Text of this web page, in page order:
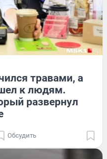
травами, а
к людям.
развернул
Обсудить